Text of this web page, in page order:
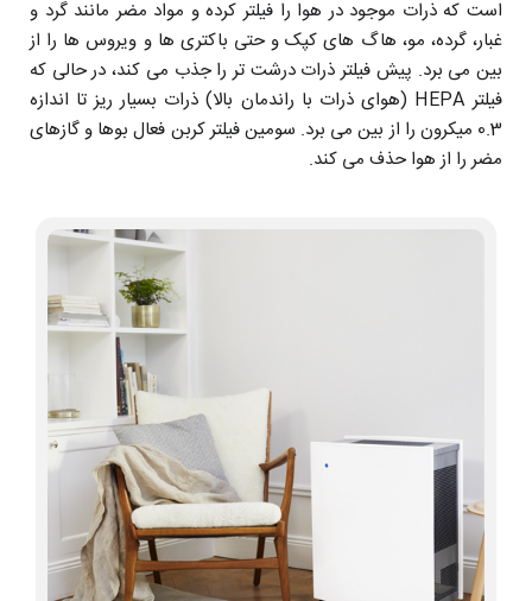
است که ذرات موجود در هوا را فیلتر کرده و مواد مضر مانند گرد و
غبار، گرده، مو، هاگ های کپک و حتی باکتری ها و ویروس ها را از
بین می برد. پیش فیلتر ذرات درشت تر را جذب می کند، در حالی که
فیلتر HEPA (هوای ذرات با راندمان بالا) ذرات بسیار ریز تا اندازه
0.3 میکرون را از بین می برد. سومین فیلتر کربن فعال بوها و گازهای
مضر را از هوا حذف می کند.